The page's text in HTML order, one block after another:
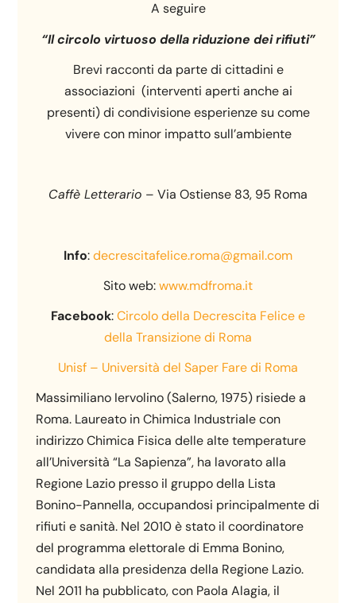
A seguire
“Il circolo virtuoso della riduzione dei rifiuti”
Brevi racconti da parte di cittadini e
associazioni (interventi aperti anche ai
presenti) di condivisione esperienze su come
vivere con minor impatto sull’ambiente
Caffè Letterario – Via Ostiense 83, 95 Roma
Info:decrescitafelice.roma@gmail.com
Sito web:www.mdfroma.it
Facebook:Circolo della Decrescita Felice e
della Transizione di Roma
Unisf – Università del Saper Fare di Roma
Massimiliano Iervolino (Salerno, 1975) risiede a
Roma. Laureato in Chimica Industriale con
indirizzo Chimica Fisica delle alte temperature
all’Università “La Sapienza”, ha lavorato alla
Regione Lazio presso il gruppo della Lista
Bonino-Pannella, occupandosi principalmente di
rifiuti e sanità. Nel 2010 è stato il coordinatore
del programma elettorale di Emma Bonino,
candidata alla presidenza della Regione Lazio.
Nel 2011 ha pubblicato, con Paola Alagia, il